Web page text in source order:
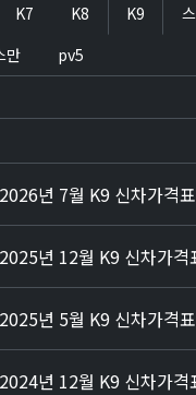
K7 K8 K9
만 pv5
2026년 7월 K9 신차가격표
2025년 12월 K9 신차가격
2025년 5월 K9 신차가격표
2024년 12월 K9 신차가격